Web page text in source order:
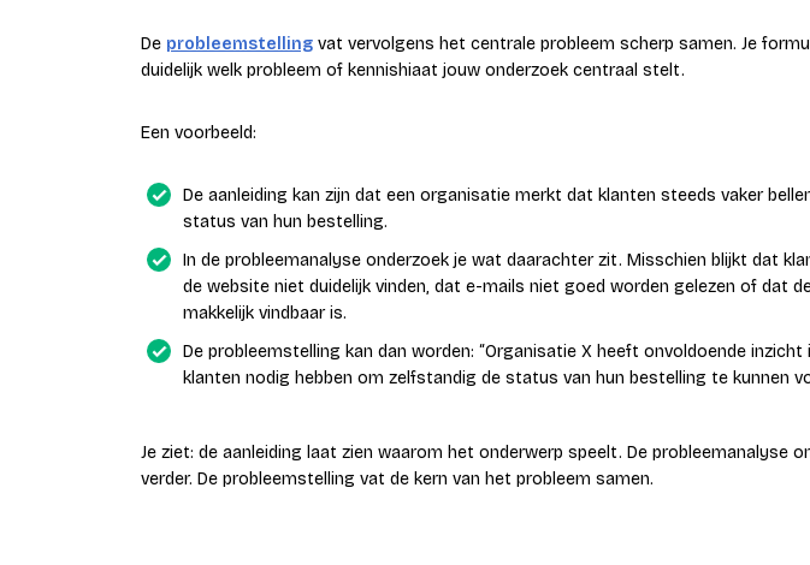
De probleemstelling vat vervolgens het centrale probleem scherp samen. Je
duidelijk welk probleem of kennishiaat jouw onderzoek centraal stelt.
Een voorbeeld:
De aanleiding kan zijn dat een organisatie merkt dat klanten steeds vaker
status van hun bestelling.
In de probleemanalyse onderzoek je wat daarachter zit. Misschien blijkt dat
de website niet duidelijk vinden, dat e-mails niet goed worden gelezen of dat
makkelijk vindbaar is.
De probleemstelling kan dan worden: “Organisatie X heeft onvoldoende
klanten nodig hebben om zelfstandig de status van hun bestelling te kunnen
Je ziet: de aanleiding laat zien waarom het onderwerp speelt. De probleemanalyse
verder. De probleemstelling vat de kern van het probleem samen.